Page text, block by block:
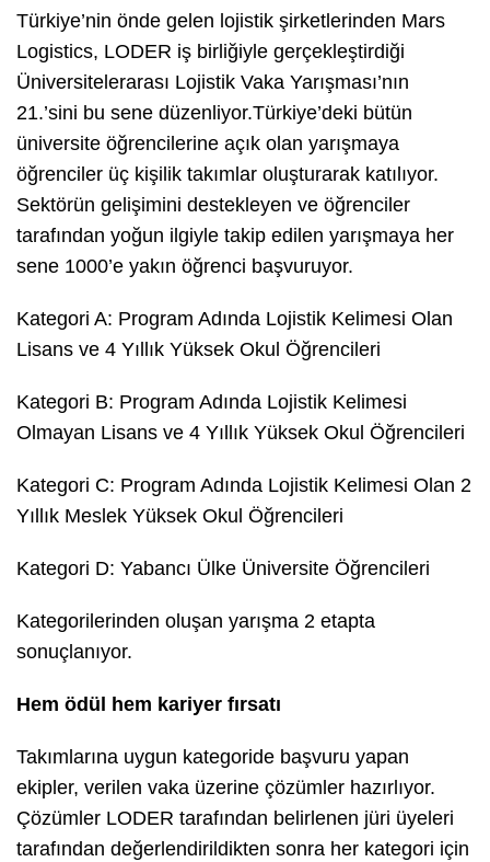
Türkiye’nin önde gelen lojistik şirketlerinden Mars
Logistics, LODER iş birliğiyle gerçekleştirdiği
Üniversitelerarası Lojistik Vaka Yarışması’nın
21.’sini bu sene düzenliyor.Türkiye’deki bütün
üniversite öğrencilerine açık olan yarışmaya
öğrenciler üç kişilik takımlar oluşturarak katılıyor.
Sektörün gelişimini destekleyen ve öğrenciler
tarafından yoğun ilgiyle takip edilen yarışmaya her
sene 1000’e yakın öğrenci başvuruyor.
Kategori A: Program Adında Lojistik Kelimesi Olan
Lisans ve 4 Yıllık Yüksek Okul Öğrencileri
Kategori B: Program Adında Lojistik Kelimesi
Olmayan Lisans ve 4 Yıllık Yüksek Okul Öğrencileri
Kategori C: Program Adında Lojistik Kelimesi Olan 2
Yıllık Meslek Yüksek Okul Öğrencileri
Kategori D: Yabancı Ülke Üniversite Öğrencileri
Kategorilerinden oluşan yarışma 2 etapta
sonuçlanıyor.
Hem ödül hem kariyer fırsatı
Takımlarına uygun kategoride başvuru yapan
ekipler, verilen vaka üzerine çözümler hazırlıyor.
Çözümler LODER tarafından belirlenen jüri üyeleri
tarafından değerlendirildikten sonra her kategori için